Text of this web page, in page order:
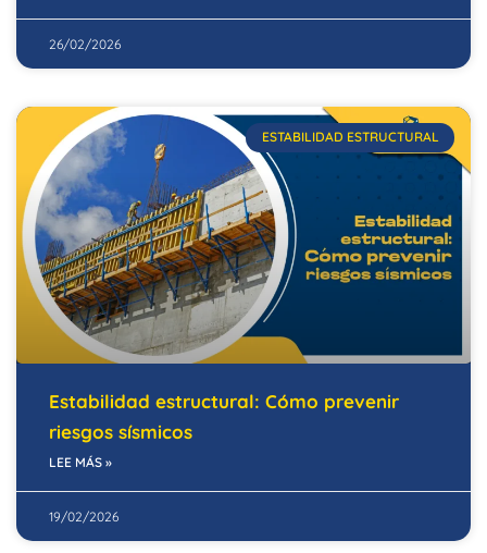
26/02/2026
ESTABILIDAD ESTRUCTURAL
Estabilidad estructural: Cómo prevenir
riesgos sísmicos
LEE MÁS »
19/02/2026